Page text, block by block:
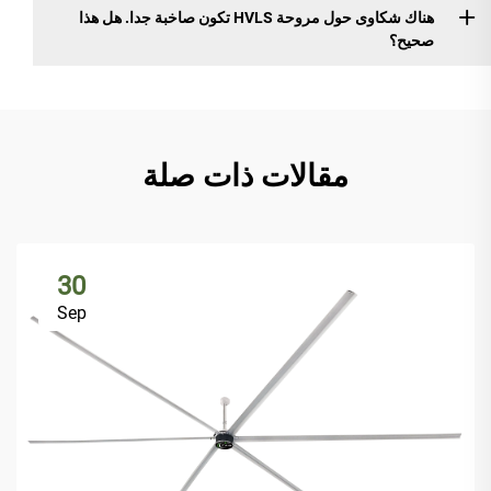
هناك شكاوى حول مروحة HVLS تكون صاخبة جدا. هل هذا
صحيح؟
مقالات ذات صلة
30
Sep